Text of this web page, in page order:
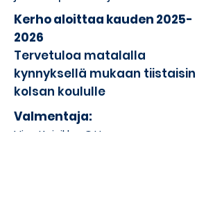
Kerho aloittaa kauden 2025-
2026
Tervetuloa matalalla
kynnyksellä mukaan tiistaisin
kolsan koululle
Valmentaja:
Visa Koivikko, Otto